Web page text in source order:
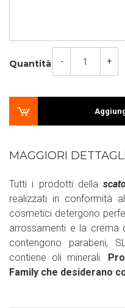
Quantità - +
MAGGIORI DETTAGLI
Tutti i prodotti della
realizzati in conformità
cosmetici detergono
arrossamenti e la crema
contengono parabeni,
contiene oli minerali.
Family che desiderano